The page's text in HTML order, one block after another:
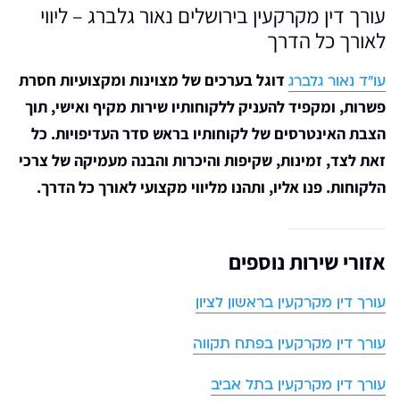
עורך דין מקרקעין בירושלים נאור גלברג – ליווי
לאורך כל הדרך
עו”ד נאור גלברג דוגל בערכים של מצוינות ומקצועיות חסרת
פשרות, ומקפיד להעניק ללקוחותיו שירות מקיף ואישי, תוך
הצבת האינטרסים של לקוחותיו בראש סדר העדיפויות. כל
זאת לצד, זמינות, שקיפות והיכרות והבנה מעמיקה של צרכי
הלקוחות. פנו אליו, ותהנו מליווי מקצועי לאורך כל הדרך.
אזורי שירות נוספים
עורך דין מקרקעין בראשון לציון
עורך דין מקרקעין בפתח תקווה
עורך דין מקרקעין בתל אביב